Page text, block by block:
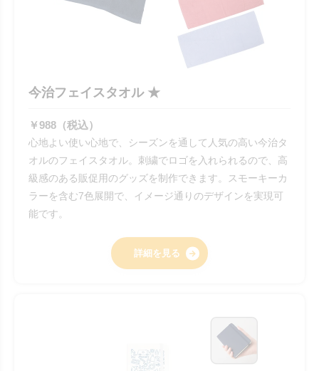
今治フェイスタオル ★
￥988（税込）
心地よい使い心地で、シーズンを通して人気の高い今治タ
オルのフェイスタオル。刺繍でロゴを入れられるので、高
級感のある販促用のグッズを制作できます。スモーキーカ
ラーを含む7色展開で、イメージ通りのデザインを実現可
能です。
詳細を見る